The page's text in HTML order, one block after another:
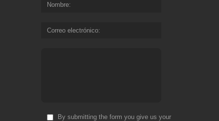
Nombre
Correo electrónico
By submitting the form you give us your